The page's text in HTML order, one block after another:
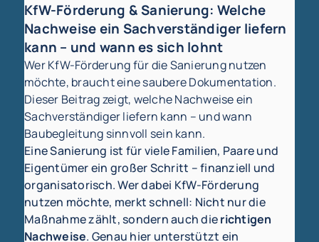
KfW-Förderung & Sanierung: Welche
Nachweise ein Sachverständiger liefern
kann – und wann es sich lohnt
Wer KfW-Förderung für die Sanierung nutzen
möchte, braucht eine saubere Dokumentation.
Dieser Beitrag zeigt, welche Nachweise ein
Sachverständiger liefern kann – und wann
Baubegleitung sinnvoll sein kann.
Eine Sanierung ist für viele Familien, Paare und
Eigentümer ein großer Schritt – finanziell und
organisatorisch. Wer dabei KfW-Förderung
nutzen möchte, merkt schnell: Nicht nur die
Maßnahme zählt, sondern auch dierichtigen
Nachweise. Genau hier unterstützt ein